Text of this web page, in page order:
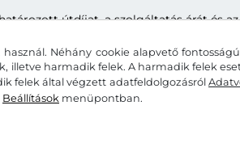
Néhány cookie alapvető
illetve harmadik felek. A harmadik felek
felek által végzett adatfeldolgozásról
Beállítások menüpontban.
útdíjat, a szolgáltatás árát és az